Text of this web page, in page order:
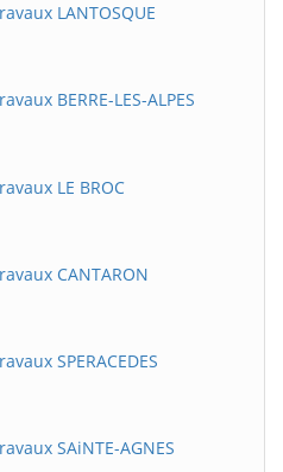
LANTOSQUE
BERRE-LES-ALPES
LE BROC
CANTARON
SPERACEDES
SAiNTE-AGNES